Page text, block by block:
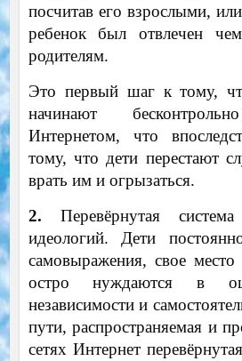
посчитав его взрослыми,
ребенок был отвлечен
родителям.
Это первый шаг к тому,
начинают
Интернетом, что
тому, что дети перестают
врать им и огрызаться.
2. Перевёрнутая
идеологий. Дети
самовыражения, свое
остро нуждаются в
независимости и
пути, распространяемая и
сетях Интернет